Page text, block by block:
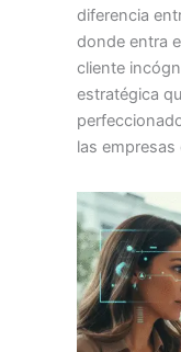
diferencia
donde entra
cliente
estratégica
las